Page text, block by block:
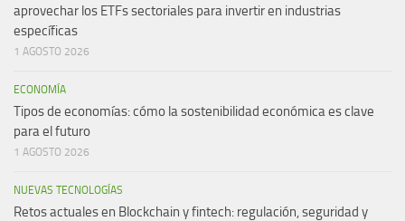
aprovechar los ETFs sectoriales para invertir en industrias
específicas
1 AGOSTO 2026
ECONOMÍA
Tipos de economías: cómo la sostenibilidad económica es clave
para el futuro
1 AGOSTO 2026
NUEVAS TECNOLOGÍAS
Retos actuales en Blockchain y fintech: regulación, seguridad y